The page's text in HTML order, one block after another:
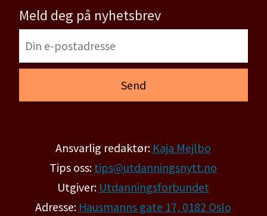
Meld deg på nyhetsbrev
Ansvarlig redaktør: Kaja Mejlbo
Tips oss: tips@utdanningsnytt.no
Utgiver: Utdanningsforbundet
Adresse: Hausmanns gate 17, 0182 Oslo